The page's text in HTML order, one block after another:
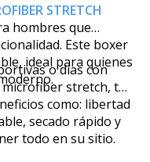
STRETCH
hombres que
Este boxer
ideal para quienes
o días con
stretch, te
como: libertad
secado rápido y
todo en su sitio.